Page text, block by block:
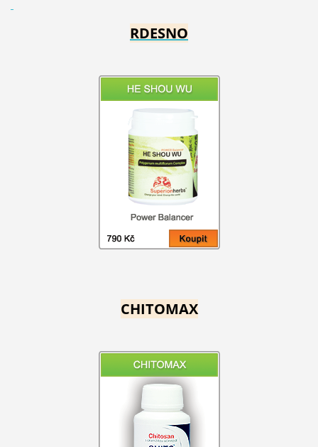
RDESNO
CHITOMAX